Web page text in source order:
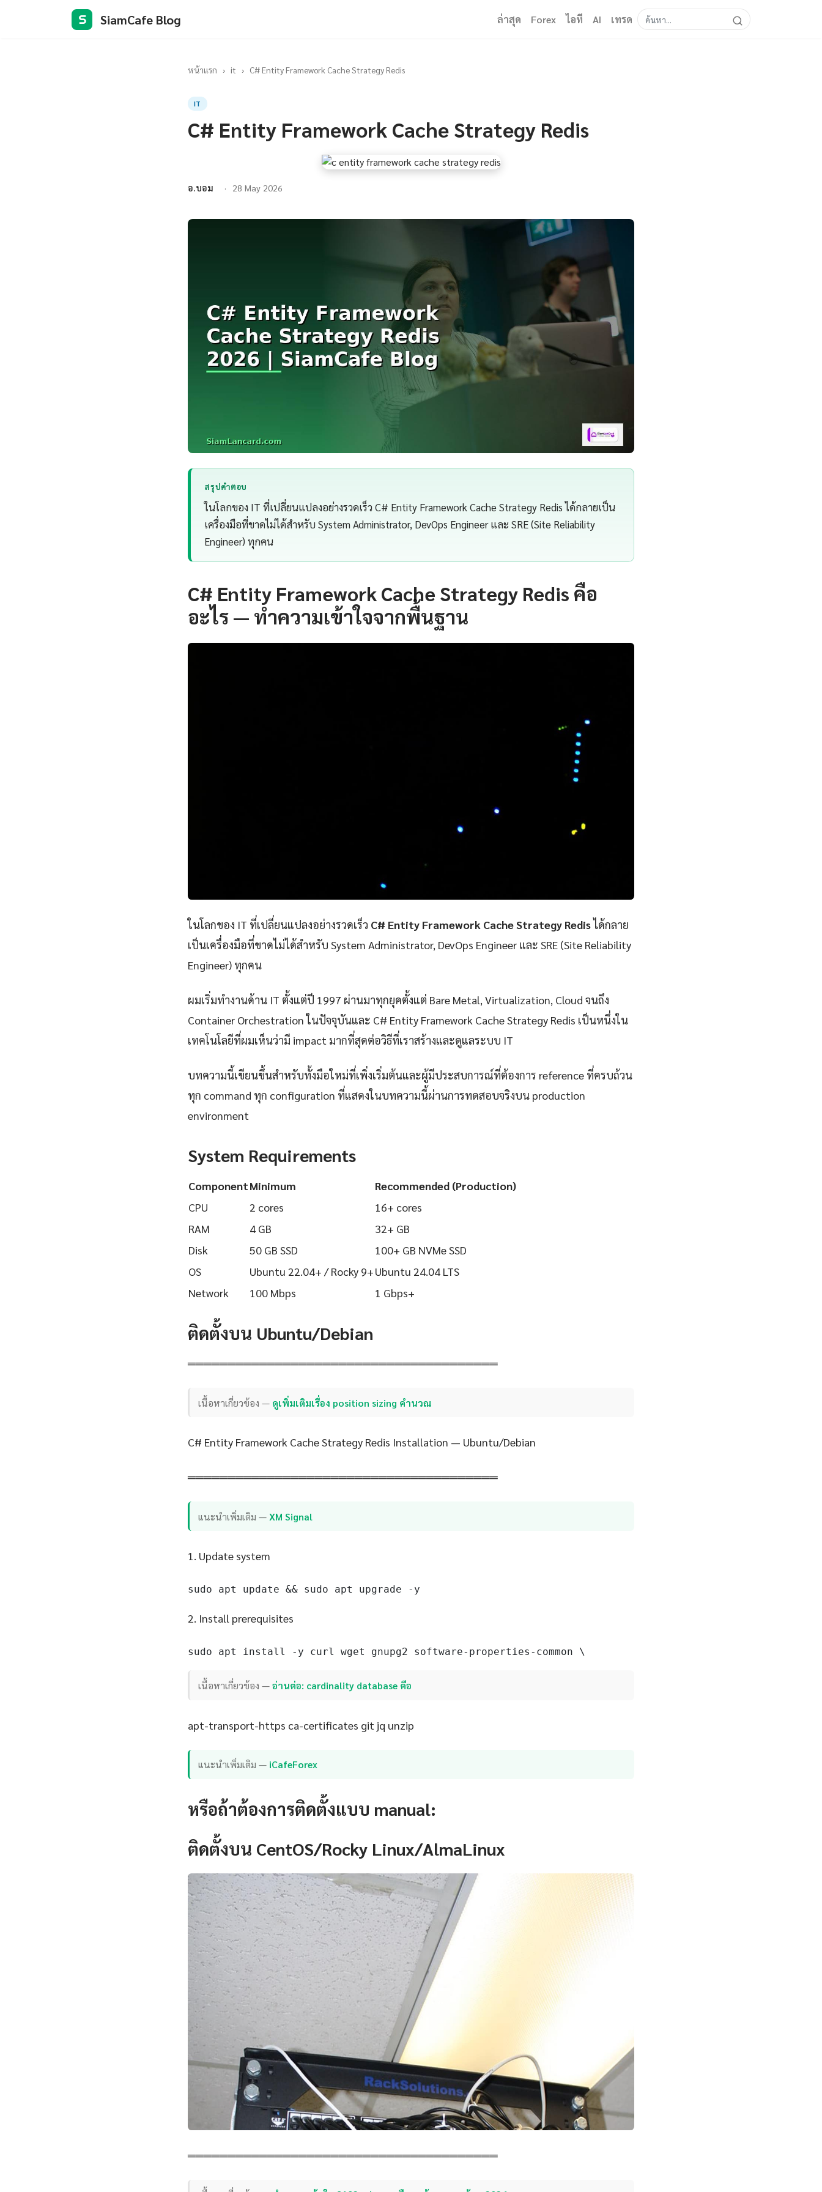
S SiamCafe Blog ล่าสุด Forex ไอที AI เทรด
หน้าแรก › it › C# Entity Framework Cache Strategy Redis
IT
C# Entity Framework Cache Strategy Redis
อ.บอม 28 May 2026
สรุปคำตอบ
ในโลกของ IT ที่เปลี่ยนแปลงอย่างรวดเร็ว C# Entity Framework Cache Strategy Redis ได้กลายเป็น
เครื่องมือที่ขาดไม่ได้สำหรับ System Administrator, DevOps Engineer และ SRE (Site Reliability
Engineer) ทุกคน
C# Entity Framework Cache Strategy Redis คือ
อะไร — ทำความเข้าใจจากพื้นฐาน
ในโลกของ IT ที่เปลี่ยนแปลงอย่างรวดเร็ว C# Entity Framework Cache Strategy Redisได้กลาย
เป็นเครื่องมือที่ขาดไม่ได้สำหรับ System Administrator, DevOps Engineer และ SRE (Site Reliability
Engineer) ทุกคน
ผมเริ่มทำงานด้าน IT ตั้งแต่ปี 1997 ผ่านมาทุกยุคตั้งแต่ Bare Metal, Virtualization, Cloud จนถึง
Container Orchestration ในปัจจุบันและ C# Entity Framework Cache Strategy Redis เป็นหนึ่งใน
เทคโนโลยีที่ผมเห็นว่ามี impact มากที่สุดต่อวิธีที่เราสร้างและดูแลระบบ IT
บทความนี้เขียนขึ้นสำหรับทั้งมือใหม่ที่เพิ่งเริ่มต้นและผู้มีประสบการณ์ที่ต้องการ reference ที่ครบถ้วน
ทุก command ทุก configuration ที่แสดงในบทความนี้ผ่านการทดสอบจริงบน production
environment
System Requirements
ComponentMinimum
Recommended (Production)
CPU
2 cores
16+ cores
RAM
4 GB
32+ GB
Disk
50 GB SSD
100+ GB NVMe SSD
OS
Ubuntu 22.04+ / Rocky 9+Ubuntu 24.04 LTS
Network
100 Mbps 1 Gbps+
ติดตั้งบน Ubuntu/Debian
═══════════════════════════════════════
เนื้อหาเกี่ยวข้อง — ดูเพิ่มเติมเรื่อง position sizing คํานวณ
C# Entity Framework Cache Strategy Redis Installation — Ubuntu/Debian
═══════════════════════════════════════
แนะนำเพิ่มเติม —XM Signal
1. Update system
sudo apt update && sudo apt upgrade -y
2. Install prerequisites
sudo apt install -y curl wget gnupg2 software-properties-common \
เนื้อหาเกี่ยวข้อง —อ่านต่อ: cardinality database คือ
apt-transport-https ca-certificates git jq unzip
แนะนำเพิ่มเติม — iCafeForex
หรือถ้าต้องการติดตั้งแบบ manual:
ติดตั้งบน CentOS/Rocky Linux/AlmaLinux
═══════════════════════════════════════